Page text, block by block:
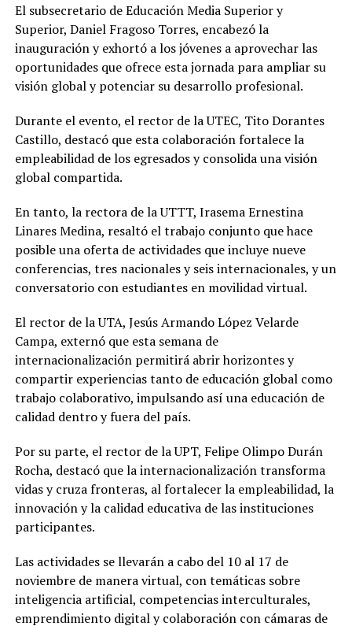
El subsecretario de Educación Media Superior y
Superior, Daniel Fragoso Torres, encabezó la
inauguración y exhortó a los jóvenes a aprovechar las
oportunidades que ofrece esta jornada para ampliar su
visión global y potenciar su desarrollo profesional.
Durante el evento, el rector de la UTEC, Tito Dorantes
Castillo, destacó que esta colaboración fortalece la
empleabilidad de los egresados y consolida una visión
global compartida.
En tanto, la rectora de la UTTT, Irasema Ernestina
Linares Medina, resaltó el trabajo conjunto que hace
posible una oferta de actividades que incluye nueve
conferencias, tres nacionales y seis internacionales, y un
conversatorio con estudiantes en movilidad virtual.
El rector de la UTA, Jesús Armando López Velarde
Campa, externó que esta semana de
internacionalización permitirá abrir horizontes y
compartir experiencias tanto de educación global como
trabajo colaborativo, impulsando así una educación de
calidad dentro y fuera del país.
Por su parte, el rector de la UPT, Felipe Olimpo Durán
Rocha, destacó que la internacionalización transforma
vidas y cruza fronteras, al fortalecer la empleabilidad, la
innovación y la calidad educativa de las instituciones
participantes.
Las actividades se llevarán a cabo del 10 al 17 de
noviembre de manera virtual, con temáticas sobre
inteligencia artificial, competencias interculturales,
emprendimiento digital y colaboración con cámaras de